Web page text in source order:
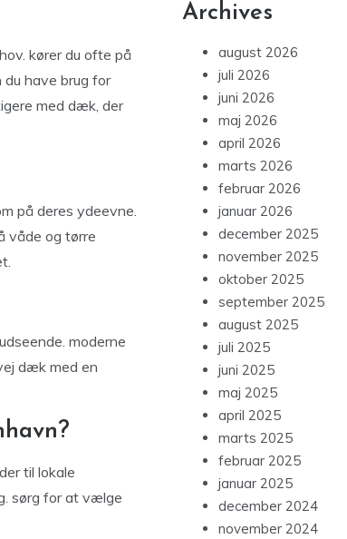
kører du ofte på
du have brug for
med dæk, der
på deres ydeevne.
våde og tørre
moderne
dæk med en
til lokale
sørg for at vælge
Archives
august 2026
juli 2026
juni 2026
maj 2026
april 2026
marts 2026
februar 2026
januar 2026
december 2025
november 2025
oktober 2025
september 2025
august 2025
juli 2025
juni 2025
maj 2025
april 2025
marts 2025
februar 2025
januar 2025
december 2024
november 2024